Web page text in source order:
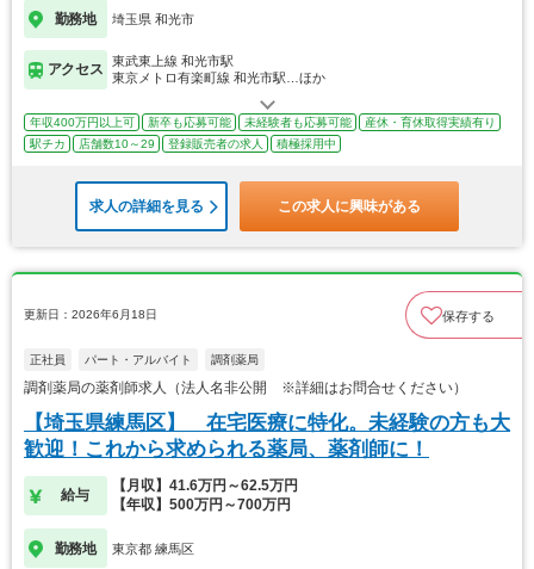
勤務地 埼玉県 和光市
アクセス
東武東上線 和光市駅
東京メトロ有楽町線 和光市駅…ほか
年収400万円以上可 新卒も応募可能 未経験者も応募可能
産休・育休取得実績有り
駅チカ
店舗数10～29 登録販売者の求人 積極採用中
求人の詳細を見る この求人に興味がある
更新日：2026年6月18日 保存する
正社員 パート・アルバイト 調剤薬局
調剤薬局の薬剤師求人（法人名非公開 ※詳細はお問合せください）
【埼玉県練馬区】 在宅医療に特化。未経験の方も大
歓迎！これから求められる薬局、薬剤師に！
給与
【月収】41.6万円～62.5万円
【年収】500万円～700万円
勤務地 東京都 練馬区